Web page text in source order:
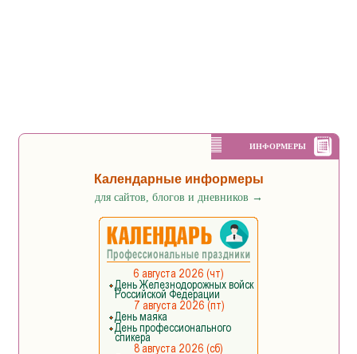
ИНФОРМЕРЫ
Календарные информеры
для сайтов, блогов и дневников →